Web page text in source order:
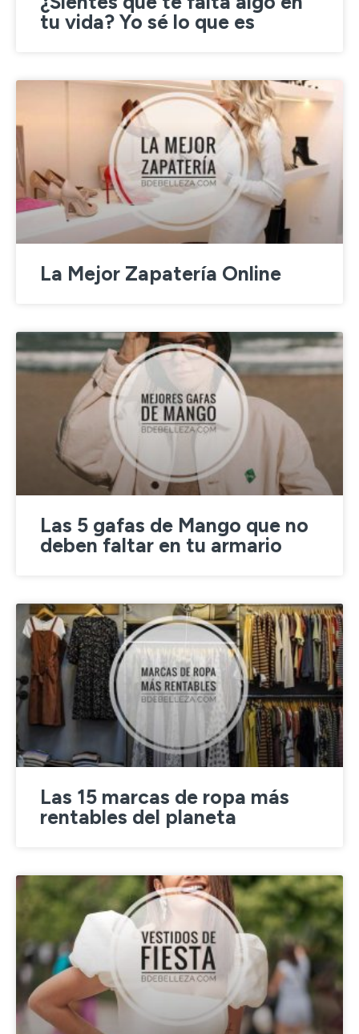
tu vida? Yo sé lo que es
La Mejor Zapatería Online
Las 5 gafas de Mango que no
deben faltar en tu armario
Las 15 marcas de ropa más
rentables del planeta